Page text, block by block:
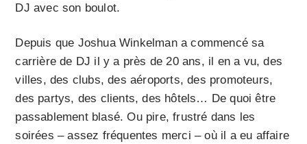
DJ avec son boulot.
Depuis que Joshua Winkelman a commencé sa
carrière de DJ il y a près de 20 ans, il en a vu, des
villes, des clubs, des aéroports, des promoteurs,
des partys, des clients, des hôtels… De quoi être
passablement blasé. Ou pire, frustré dans les
soirées – assez fréquentes merci – où il a eu affaire